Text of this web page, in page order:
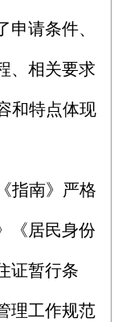
请条件、
、相关要求
和特点体现
《指南》严格
《居民身份
证暂行条
理工作规范